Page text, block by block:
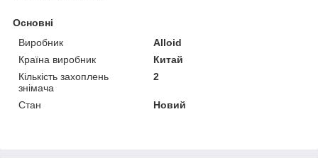
Основні
Виробник
Alloid
Країна виробник
Китай
Кількість захоплень
знімача
2
Стан Новий